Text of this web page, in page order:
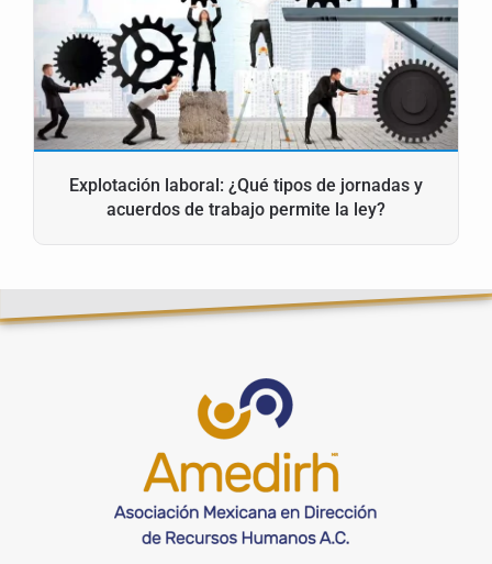
Explotación laboral: ¿Qué tipos de jornadas y
acuerdos de trabajo permite la ley?